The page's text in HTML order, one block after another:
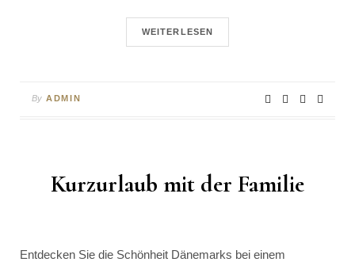
WEITERLESEN
By ADMIN
Kurzurlaub mit der Familie
Entdecken Sie die Schönheit Dänemarks bei einem